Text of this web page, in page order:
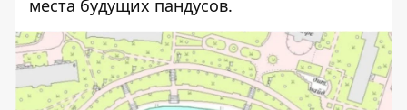
места будущих пандусов.